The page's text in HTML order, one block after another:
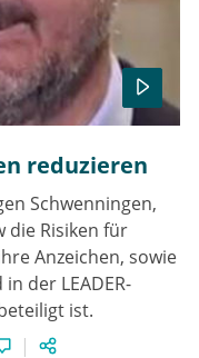
reduzieren
Schwenningen,
die Risiken für
Anzeichen, sowie
der LEADER-
ist.